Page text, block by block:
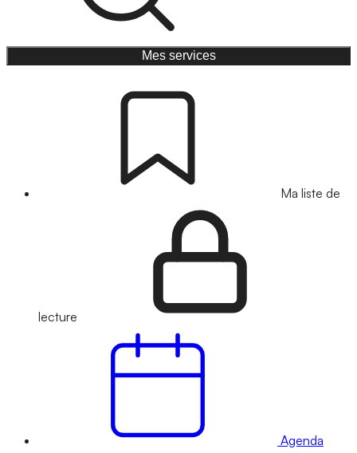
Mes services
Ma liste de
lecture
Agenda